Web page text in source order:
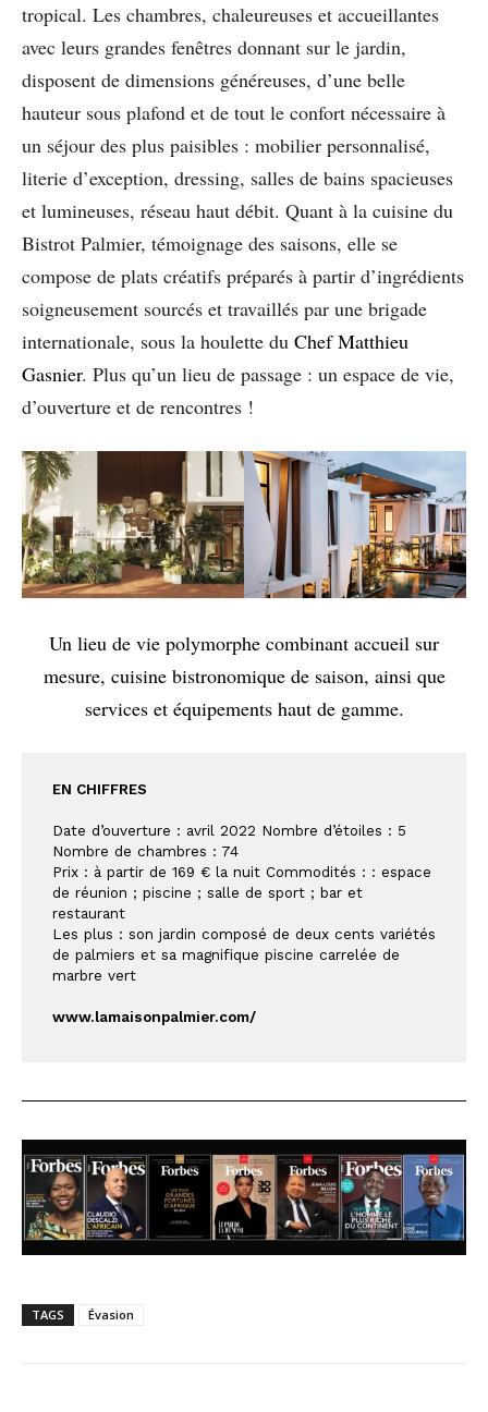
tropical. Les chambres, chaleureuses et accueillantes
avec leurs grandes fenêtres donnant sur le jardin,
disposent de dimensions généreuses, d’une belle
hauteur sous plafond et de tout le confort nécessaire à
un séjour des plus paisibles : mobilier personnalisé,
literie d’exception, dressing, salles de bains spacieuses
et lumineuses, réseau haut débit. Quant à la cuisine du
Bistrot Palmier, témoignage des saisons, elle se
compose de plats créatifs préparés à partir d’ingrédients
soigneusement sourcés et travaillés par une brigade
internationale, sous la houlette du Chef Matthieu
Gasnier. Plus qu’un lieu de passage : un espace de vie,
d’ouverture et de rencontres !
Un lieu de vie polymorphe combinant accueil sur
mesure, cuisine bistronomique de saison, ainsi que
services et équipements haut de gamme.
EN CHIFFRES
Date d’ouverture : avril 2022 Nombre d’étoiles : 5
Nombre de chambres : 74
Prix : à partir de 169 € la nuit Commodités : : espace
de réunion ; piscine ; salle de sport ; bar et
restaurant
Les plus : son jardin composé de deux cents variétés
de palmiers et sa magnifique piscine carrelée de
marbre vert
www.lamaisonpalmier.com/
TAGS Évasion